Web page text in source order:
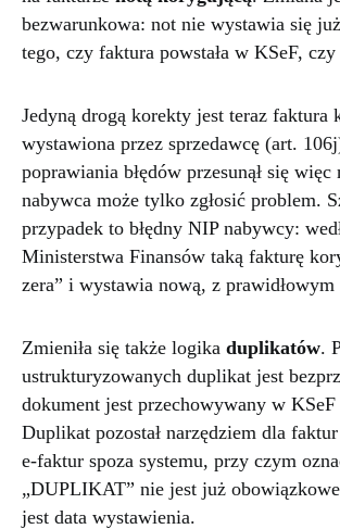
bezwarunkowa: not nie wystawia się
tego, czy faktura powstała w KSeF,
Jedyną drogą korekty jest teraz faktura
wystawiona przez sprzedawcę (art.
poprawiania błędów przesunął się
nabywca może tylko zgłosić problem.
przypadek to błędny NIP nabywcy:
Ministerstwa Finansów taką fakturę
zera” i wystawia nową, z prawidłowym
Zmieniła się także logika duplikatów.
ustrukturyzowanych duplikat jest
dokument jest przechowywany w
Duplikat pozostał narzędziem dla
e-faktur spoza systemu, przy czym
„DUPLIKAT” nie jest już
jest data wystawienia.